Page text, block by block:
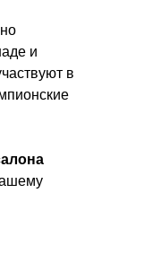
и
в